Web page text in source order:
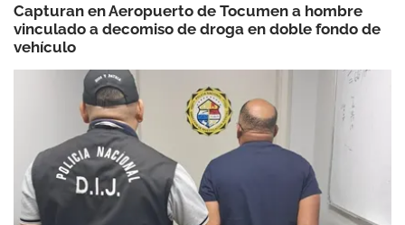
Capturan en Aeropuerto de Tocumen a hombre
vinculado a decomiso de droga en doble fondo de
vehículo